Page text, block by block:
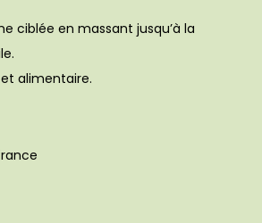
ciblée en massant jusqu’à la
alimentaire.